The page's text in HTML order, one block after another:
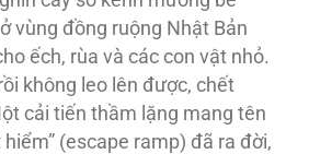
vùng đồng ruộng Nhật Bản
ếch, rùa và các con vật nhỏ.
không leo lên được, chết
cải tiến thầm lặng mang tên
(escape ramp) đã ra đời,